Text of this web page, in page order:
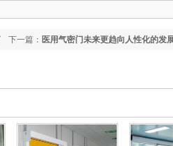
下一篇： 医用气密门未来更趋向人性化的发